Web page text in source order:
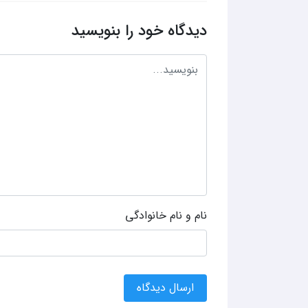
دیدگاه خود را بنویسید
نام و نام خانوادگی
ارسال دیدگاه